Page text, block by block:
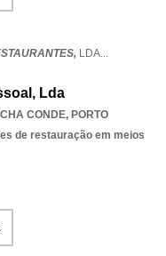
LDA...
Lda
CONDE, PORTO
de restauração em meios